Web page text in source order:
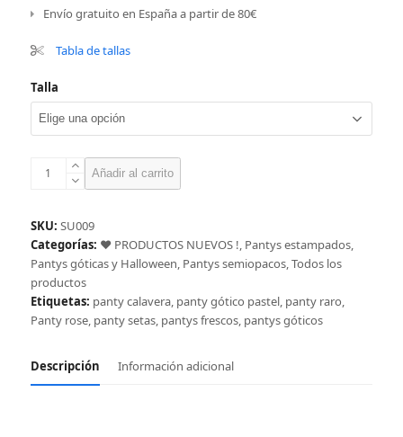
Envío gratuito en España a partir de 80€
Tabla de tallas
Talla
Panty
&
poción,
rosa
cantidad
Añadir al carrito
SKU: SU009
Categorías: ❤️ PRODUCTOS NUEVOS !, Pantys estampados,
Pantys góticas y Halloween, Pantys semiopacos,Todos los
productos
Etiquetas: panty calavera, panty gótico pastel, panty raro,
Panty rose, panty setas, pantys frescos, pantys góticos
Descripción Información adicional